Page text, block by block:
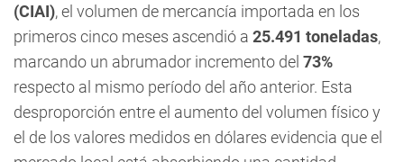
(CIAI), el volumen de mercancía importada en los
primeros cinco meses ascendió a 25.491 toneladas,
marcando un abrumador incremento del 73%
respecto al mismo período del año anterior. Esta
desproporción entre el aumento del volumen físico y
el de los valores medidos en dólares evidencia que el